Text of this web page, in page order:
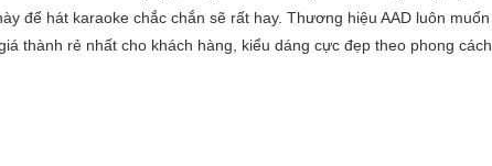
để hát karaoke chắc chắn sẽ rất hay. Thương hiệu AAD luôn muốn
thành rẻ nhất cho khách hàng, kiểu dáng cực đẹp theo phong cách